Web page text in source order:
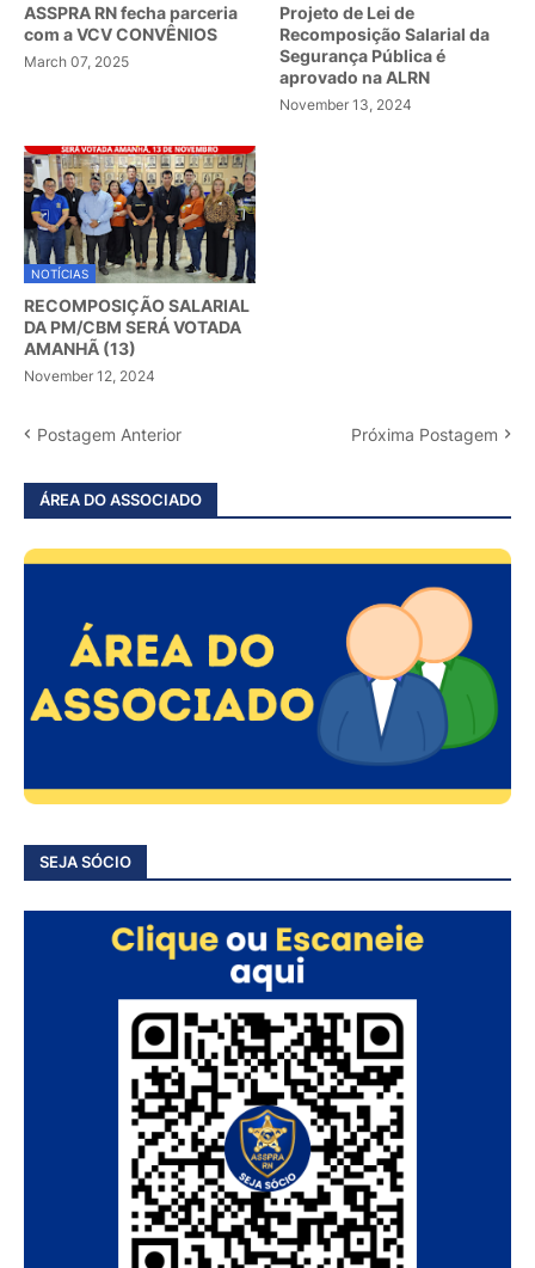
ASSPRA RN fecha parceria
com a VCV CONVÊNIOS
March 07, 2025
Projeto de Lei de
Recomposição Salarial da
Segurança Pública é
aprovado na ALRN
November 13, 2024
NOTÍCIAS
RECOMPOSIÇÃO SALARIAL
DA PM/CBM SERÁ VOTADA
AMANHÃ (13)
November 12, 2024
Postagem Anterior Próxima Postagem
ÁREA DO ASSOCIADO
SEJA SÓCIO